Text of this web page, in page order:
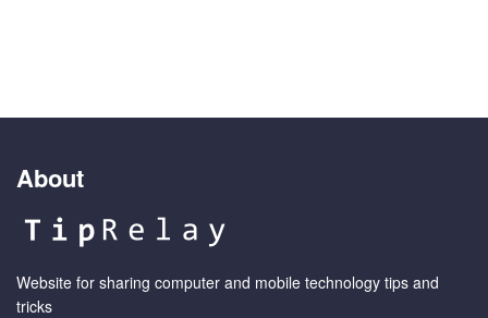
About
Website for sharing computer and mobile technology tips and
tricks